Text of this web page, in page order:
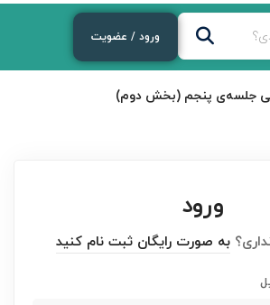
ورود / عضویت
جلسه‌ی پنجم (بخش دوم)
ورود
به صورت رایگان ثبت نام کنید